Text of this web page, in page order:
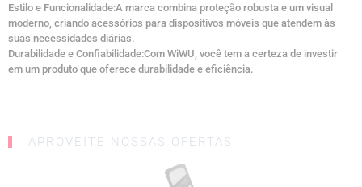
Estilo e Funcionalidade:A marca combina proteção robusta e um visual
moderno, criando acessórios para dispositivos móveis que atendem às
suas necessidades diárias.
Durabilidade e Confiabilidade:Com WiWU, você tem a certeza de investir
em um produto que oferece durabilidade e eficiência.
APROVEITE NOSSAS OFERTAS!